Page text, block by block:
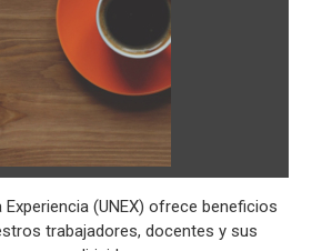
Experiencia (UNEX) ofrece beneficios
trabajadores, docentes y sus